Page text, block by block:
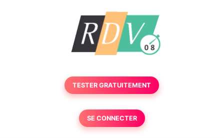
TESTER GRATUITEMENT
SE CONNECTER